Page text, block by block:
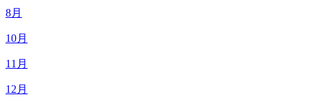
8月
10月
11月
12月